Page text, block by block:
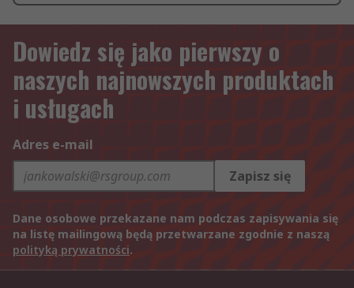
Dowiedz się jako pierwszy o
naszych najnowszych produktach
i usługach
Adres e-mail
Zapisz się
Dane osobowe przekazane nam podczas zapisywania się
na listę mailingową będą przetwarzane zgodnie z naszą
polityką prywatności.